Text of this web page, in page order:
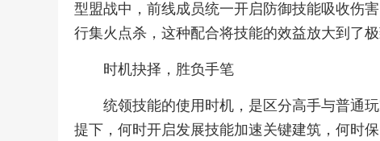
型盟战中，前线成员统一开启防御技能吸收伤
行集火点杀，这种配合将技能的效益放大到了
时机抉择，胜负手笔
统领技能的使用时机，是区分高手与普通
提下，何时开启发展技能加速关键建筑，何时